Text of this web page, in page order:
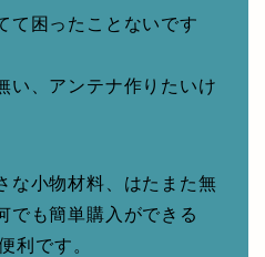
て困ったことないです
い、アンテナ作りたいけ
な小物材料、はたまた無
でも簡単購入ができる
利です。